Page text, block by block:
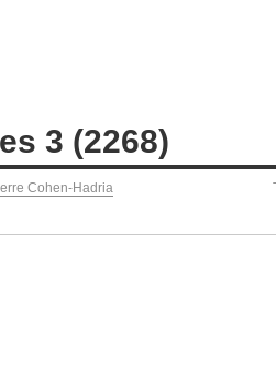
3 (2268)
Cohen-Hadria